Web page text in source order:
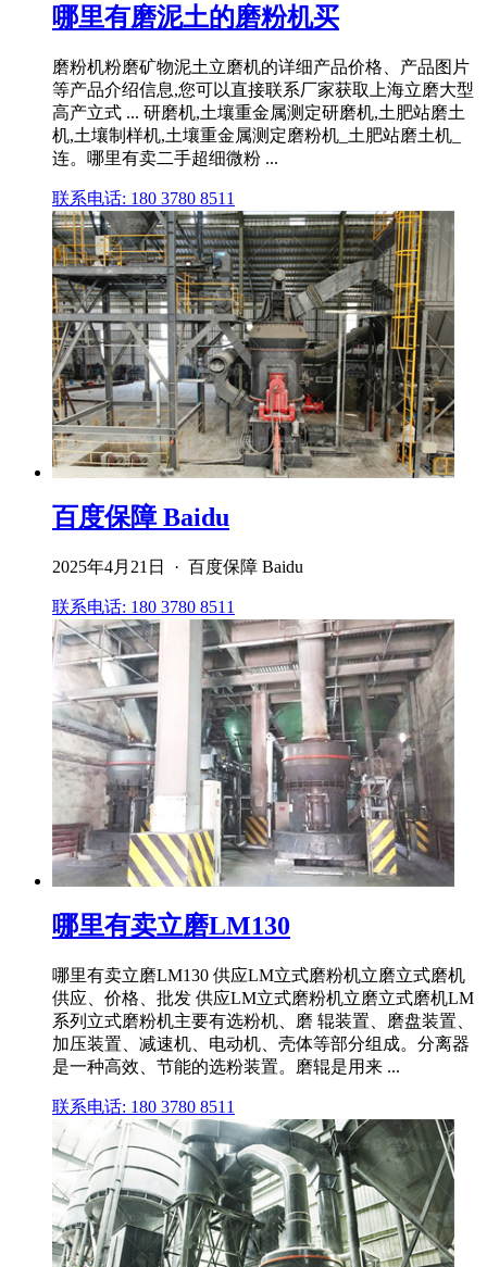
哪里有磨泥土的磨粉机买
磨粉机粉磨矿物泥土立磨机的详细产品价格、产品图片
等产品介绍信息,您可以直接联系厂家获取上海立磨大型
高产立式 ... 研磨机,土壤重金属测定研磨机,土肥站磨土
机,土壤制样机,土壤重金属测定磨粉机_土肥站磨土机_
连。哪里有卖二手超细微粉 ...
联系电话: 180 3780 8511
百度保障 Baidu
2025年4月21日 · 百度保障 Baidu
联系电话: 180 3780 8511
哪里有卖立磨LM130
哪里有卖立磨LM130 供应LM立式磨粉机立磨立式磨机
供应、价格、批发 供应LM立式磨粉机立磨立式磨机LM
系列立式磨粉机主要有选粉机、磨 辊装置、磨盘装置、
加压装置、减速机、电动机、壳体等部分组成。分离器
是一种高效、节能的选粉装置。磨辊是用来 ...
联系电话: 180 3780 8511